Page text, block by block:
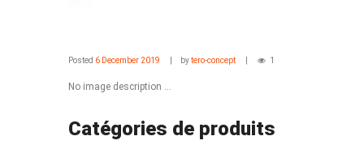
Posted 6 December 2019 bytero-concept 1
No image description ...
Catégories de produits